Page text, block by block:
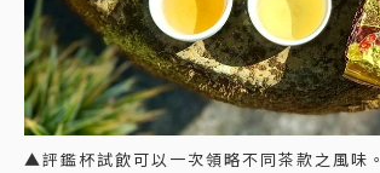
▲評鑑杯試飲可以一次領略不同茶款之風味。